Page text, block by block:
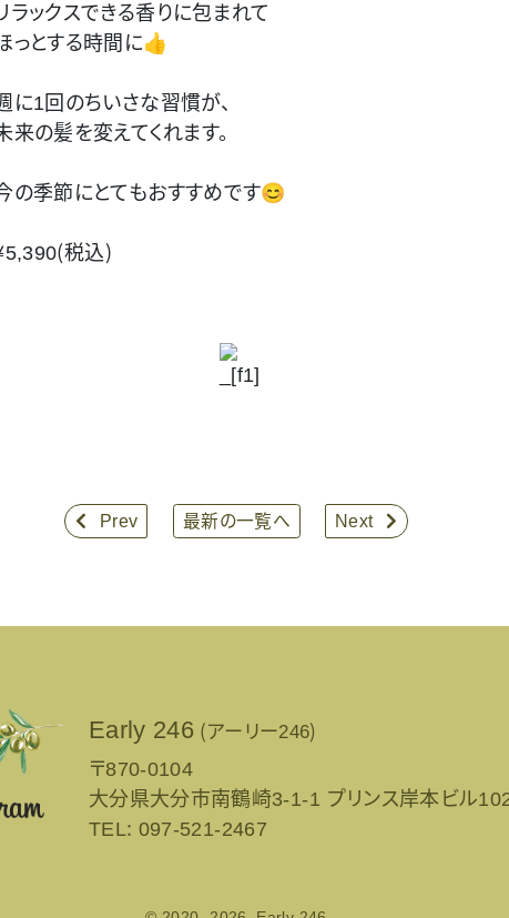
ラックスできる香りに包まれて
っとする時間に👍
に1回のちいさな習慣が、
来の髪を変えてくれます。
の季節にとてもおすすめです😊
5,390（税込）
 Prev 最新の一覧へ Next 
Early 246 （アーリー246）
〒870-0104
大分県大分市南鶴崎3-1-1 プリンス岸本ビル102
TEL： 097-521-2467